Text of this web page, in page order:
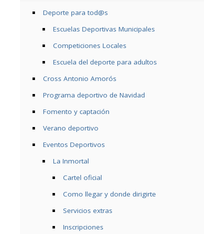
Deporte para tod@s
Escuelas Deportivas Municipales
Competiciones Locales
Escuela del deporte para adultos
Cross Antonio Amorós
Programa deportivo de Navidad
Fomento y captación
Verano deportivo
Eventos Deportivos
La Inmortal
Cartel oficial
Como llegar y donde dirigirte
Servicios extras
Inscripciones